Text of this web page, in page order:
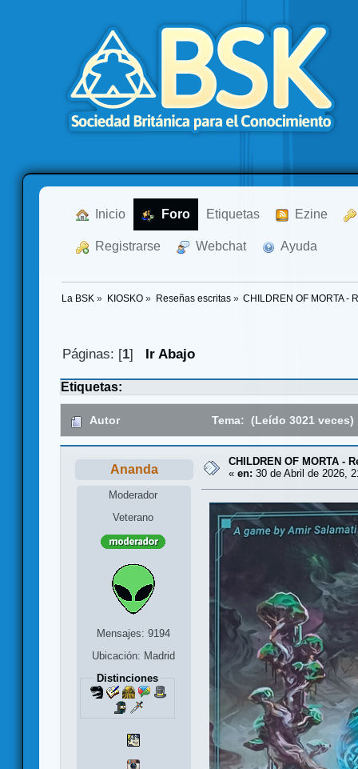
Inicio Foro Etiquetas Ezine
Registrarse Webchat Ayuda
La BSK » KIOSKO» Reseñas escritas» CHILDREN OF MORTA -
Páginas: [1] Ir Abajo
Etiquetas:
Autor Tema: (Leído 3021 veces)
Ananda
Moderador
Veterano
Mensajes: 9194
Ubicación: Madrid
Distinciones
CHILDREN OF MORTA -
« en: 30 de Abril de 2026,